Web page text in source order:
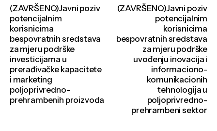
(ZAVRŠENO)Javni poziv
potencijalnim
korisnicima
bespovratnih sredstava
za mjeru podrške
investicijama u
prerađivačke kapacitete
i marketing
poljoprivredno-
prehrambenih proizvoda
(ZAVRŠENO)Javni poziv
potencijalnim
korisnicima
bespovratnih sredstava
za mjeru podrške
uvođenju inovacija i
informaciono-
komunikacionih
tehnologija u
poljoprivredno-
prehrambeni sektor